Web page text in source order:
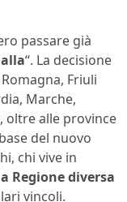
passare già
“. La decisione
Friuli
Marche,
oltre alle province
del nuovo
chi vive in
Regione diversa
vincoli.